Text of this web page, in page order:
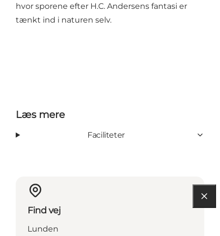
hvor sporene efter H.C. Andersens fantasi er
tænkt ind i naturen selv.
Læs mere
Faciliteter
Find vej
Lunden